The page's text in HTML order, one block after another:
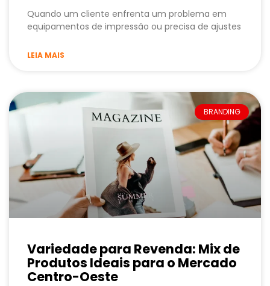
Quando um cliente enfrenta um problema em
equipamentos de impressão ou precisa de ajustes
LEIA MAIS
BRANDING
Variedade para Revenda: Mix de
Produtos Ideais para o Mercado
Centro-Oeste